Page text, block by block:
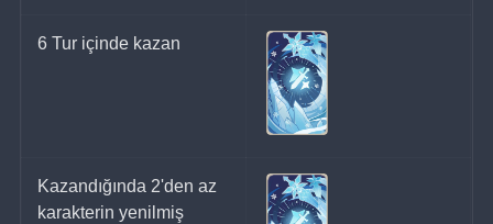
6 Tur içinde kazan
Kazandığında 2'den az
karakterin yenilmiş